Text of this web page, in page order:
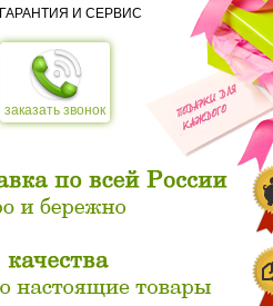
заказать звонок
ГАРАНТИЯ И СЕРВИС